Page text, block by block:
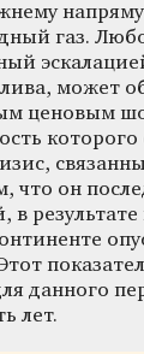
газ.
может
ценовым
которого
что он
в
данного
лет.